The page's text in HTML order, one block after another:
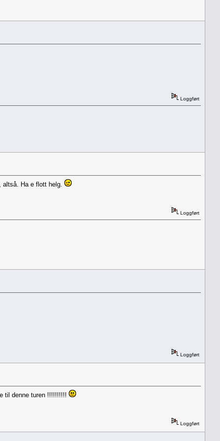
Loggført
altså. Ha e flott helg.
Loggført
Loggført
til denne turen !!!!!!!!!!
Loggført